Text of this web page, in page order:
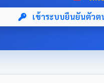
subtitle { font-size: 16px; opacity: 0.9; z-index: เข้าระบบยืนยันตัวต